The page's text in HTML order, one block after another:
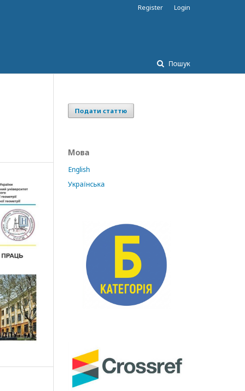
Пошук
Register Login
Подати статтю
Мова
English
Українська